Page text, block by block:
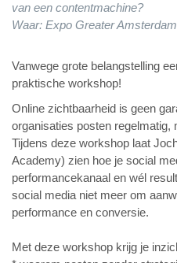
van een contentmachine?
Waar: Expo Greater
Vanwege grote belangstelling
praktische workshop!
Online zichtbaarheid is geen
organisaties posten regelmatig,
Tijdens deze workshop laat
Academy) zien hoe je social
performancekanaal en wél
social media niet meer om
performance en conversie.
Met deze workshop krijg je